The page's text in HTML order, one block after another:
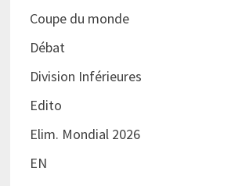
Coupe du monde
Débat
Division Inférieures
Edito
Elim. Mondial 2026
EN